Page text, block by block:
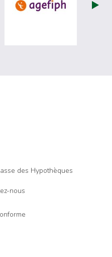
les site de Ministère du travail
visiter les
des Hypothèques
nous